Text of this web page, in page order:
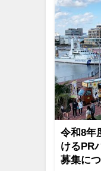
令和8年
けるPR
募集に